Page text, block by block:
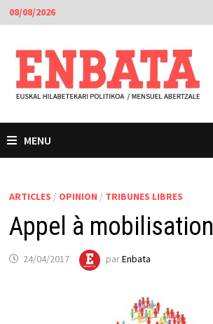
Passer
au
contenu
08/08/2026
MENU
ARTICLES / OPINION / TRIBUNES LIBRES
Appel à mobilisation
24/04/2017 parEnbata